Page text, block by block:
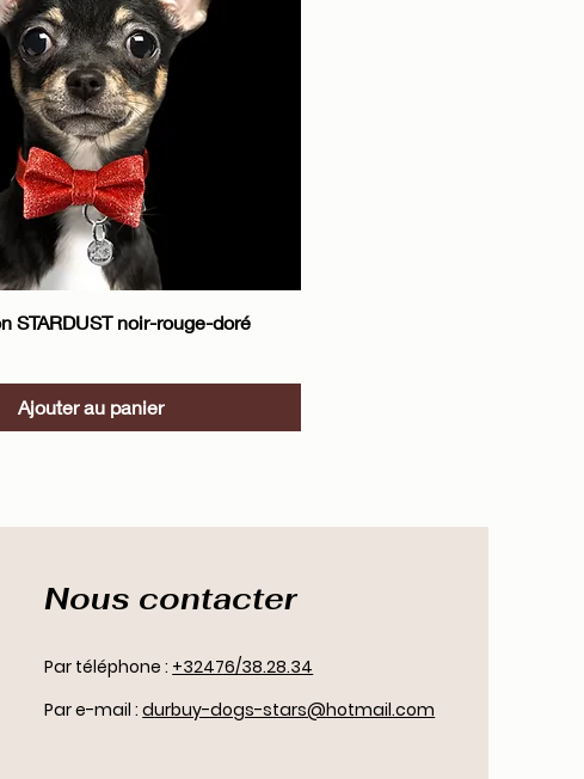
Aperçu rapide
STARDUST noir-rouge-doré
Ajouter au panier
Nous contacter
Par téléphone : +32476/38.28.34
Par e-mail :durbuy-dogs-stars@hotmail.com